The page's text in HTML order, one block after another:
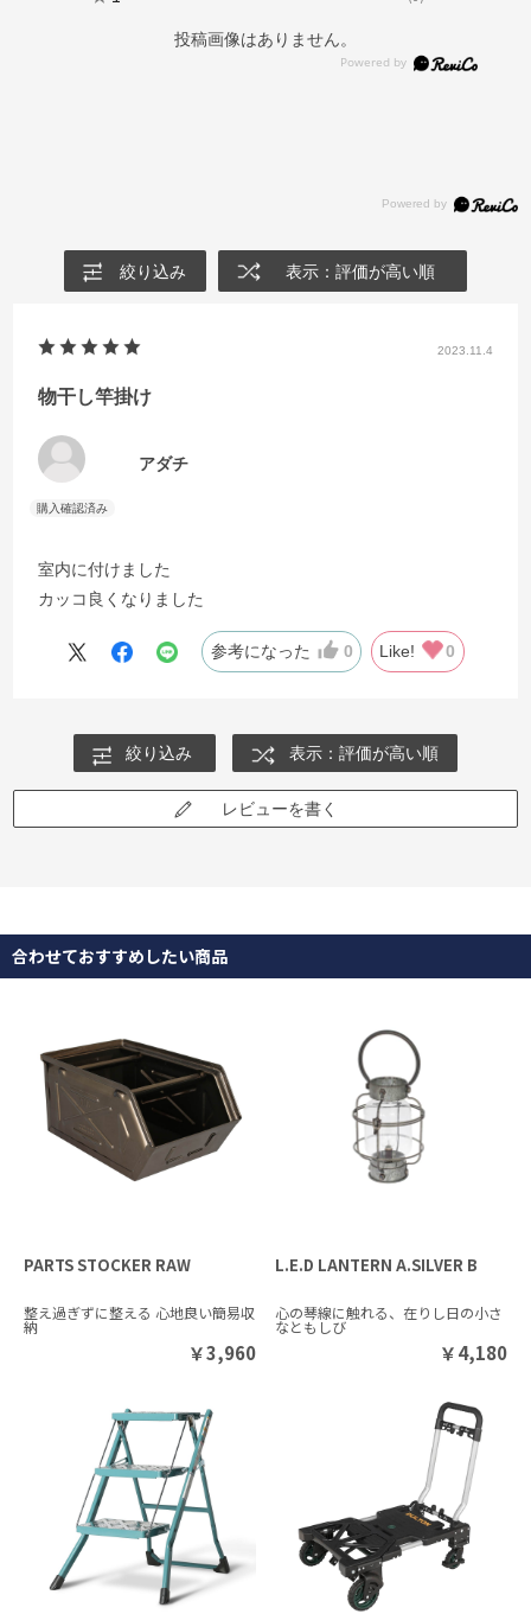
投稿画像はありません。
絞り込み 表示：評価が高い順
2023.11.4
物干し竿掛け
アダチ
室内に付けました
カッコ良くなりました
参考になった 0 Like! 0
絞り込み 表示：評価が高い順
レビューを書く
合わせておすすめしたい商品
PARTS STOCKER RAW
整え過ぎずに整える 心地良い簡易収
納
￥3,960
L.E.D LANTERN A.SILVER B
心の琴線に触れる、在りし日の小さ
なともしび
￥4,180